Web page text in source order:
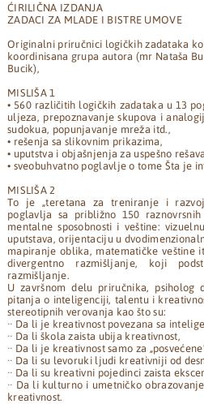
ĆIRILIČNA IZDANJA
ZADACI ZA MLADE I BISTRE UMOVE
Originalni priručnici logičkih zadataka
koordinisana grupa autora (mr Nataša
Bucik),
MISLIŠA 1
• 560 različitih logičkih zadataka u 13
uljeza, prepoznavanje skupova i
sudokua, popunjavanje mreža itd.,
• rešenja sa slikovnim prikazima,
• uputstva i objašnjenja za uspešno
• sveobuhvatno poglavlje o tome Šta je
MISLIŠA 2
To je „teretana za treniranje i
poglavlja sa približno 150
mentalne sposobnosti i veštine:
uputstava, orijentaciju u
mapiranje oblika, matematičke veštine
divergentno razmišljanje, koji
razmišljanje.
U završnom delu priručnika, psiholog
pitanja o inteligenciji, talentu i
stereotipnih verovanja kao što su:
·· Da li je kreativnost povezana sa
·· Da li škola zaista ubija kreativnost,
·· Da li je kreativnost samo za
·· Da li su levoruki ljudi kreativniji od
·· Da li su kreativni pojedinci zaista
·· Da li kulturno i umetničko
kreativnost.